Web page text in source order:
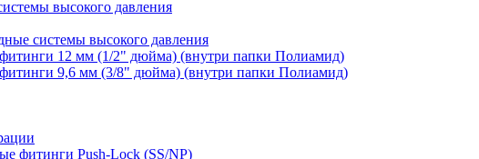
высокого давления
системы высокого давления
12 мм (1/2" дюйма) (внутри папки Полиамид)
9,6 мм (3/8" дюйма) (внутри папки Полиамид)
фитинги Push-Lock (SS/NP)